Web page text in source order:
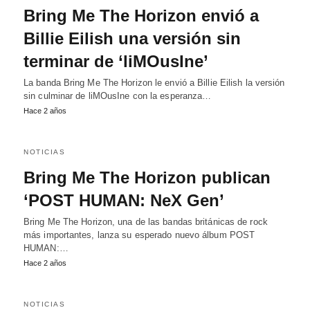
Bring Me The Horizon envió a
Billie Eilish una versión sin
terminar de ‘liMOusIne’
La banda Bring Me The Horizon le envió a Billie Eilish la versión
sin culminar de liMOusIne con la esperanza…
Hace 2 años
NOTICIAS
Bring Me The Horizon publican
‘POST HUMAN: NeX Gen’
Bring Me The Horizon, una de las bandas británicas de rock
más importantes, lanza su esperado nuevo álbum POST
HUMAN:…
Hace 2 años
NOTICIAS